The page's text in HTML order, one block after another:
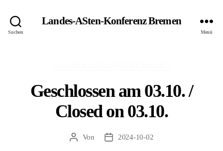
Suchen
Landes-ASten-Konferenz Bremen
Menü
Geschlossen am 03.10. /
Closed on 03.10.
Beitragsautor
Von Veröffentlichungsdatum
2024-10-02